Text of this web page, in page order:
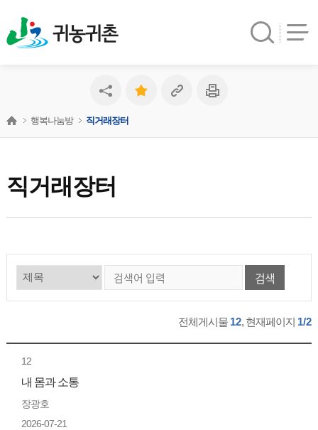
귀농귀촌
직거래장터
행복나눔방 직거래장터
검색
전체게시물 12, 현재페이지 1/2
12
내 몸과 소통
장광호
2026-07-21